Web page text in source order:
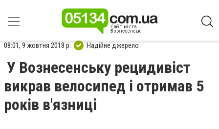
08:01, 9 жовтня 2018 р. Надійне джерело
У Вознесенську рецидивіст
викрав велосипед і отримав 5
років в'язниці